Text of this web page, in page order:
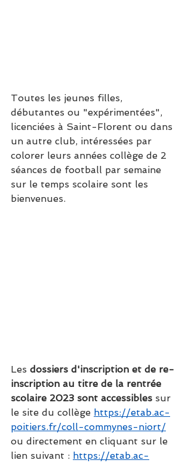
Toutes les jeunes filles,
débutantes ou "expérimentées",
licenciées à Saint-Florent ou dans
un autre club, intéressées par
colorer leurs années collège de 2
séances de football par semaine
sur le temps scolaire sont les
bienvenues.
Les dossiers d'inscription et de re-
inscription au titre de la rentrée
scolaire 2023 sont accessibles sur
le site du collège https://etab.ac-
poitiers.fr/coll-commynes-niort/
ou directement en cliquant sur le
lien suivant : https://etab.ac-